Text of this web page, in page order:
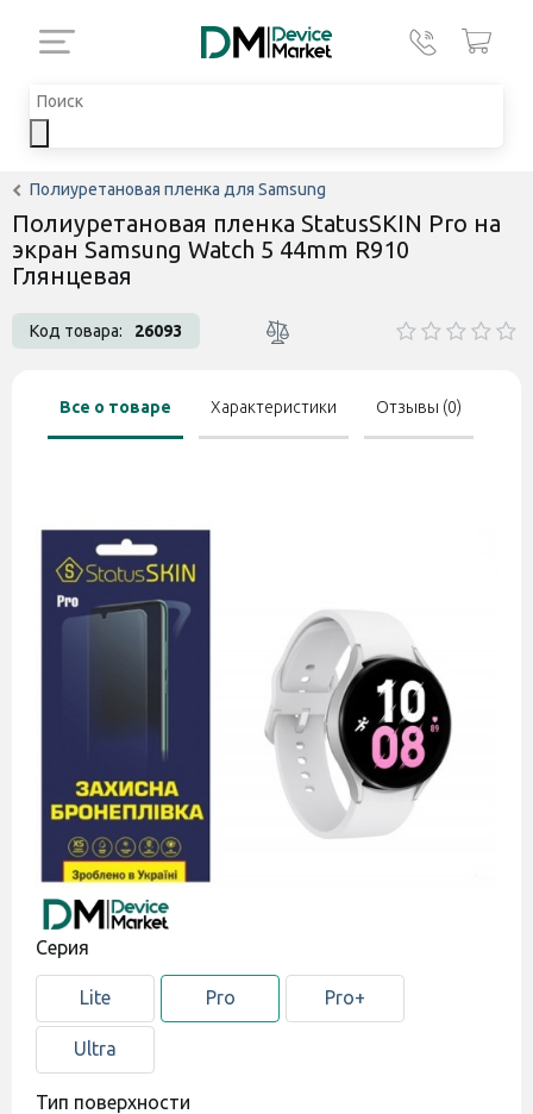
Полиуретановая пленка для Samsung
Полиуретановая пленка StatusSKIN Pro на
экран Samsung Watch 5 44mm R910
Глянцевая
Код товара: 26093
Все о товаре Характеристики Отзывы (0)
Cерия
Lite Pro Pro+
Ultra
Тип поверхности